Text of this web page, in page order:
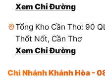
Xem Chỉ Đường
Tổng Kho Cần Thơ: 90
Thốt Nốt, Cần Thơ
Xem Chỉ Đường
Chi Nhánh Khánh Hòa -